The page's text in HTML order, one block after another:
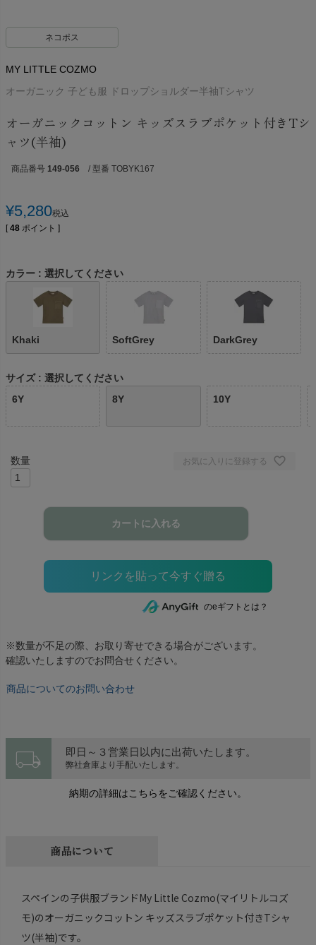
ネコポス
MY LITTLE COZMO
オーガニック 子ども服 ドロップショルダー半袖Tシャツ
オーガニックコットン キッズスラブポケット付きTシ
ャツ(半袖)
商品番号 149-056 / 型番 TOBYK167
¥5,280税込
[ 48 ポイント ]
カラー 選択してください
Khaki SoftGrey DarkGrey
サイズ
選択してください
6Y
8Y 10Y
お気に入りに登録する
カートに入れる
のeギフトとは？
※数量が不足の際、お取り寄せできる場合がございます。
確認いたしますのでお問合せください。
商品についてのお問い合わせ
local_shipping 即日～３営業日以内に出荷いたします。
弊社倉庫より手配いたします。
納期の詳細はこちらをご確認ください。
商品について
スペインの子供服ブランドMy Little Cozmo(マイリトルコズ
モ)のオーガニックコットン キッズスラブポケット付きTシャ
ツ(半袖)です。